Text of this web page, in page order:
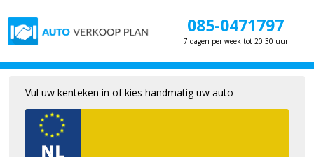
085-0471797
7 dagen per week tot 20:30 uur
Vul uw kenteken in of kies handmatig uw auto